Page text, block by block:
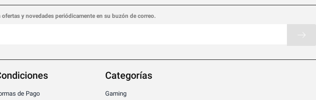
y novedades periódicamente en su buzón de correo.
de Pago
Categorías
Gaming